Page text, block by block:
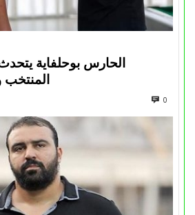
الحارس بوحلفاية
0